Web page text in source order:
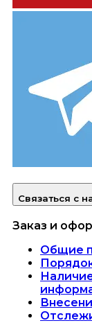
Связаться с
Заказ и
Общие